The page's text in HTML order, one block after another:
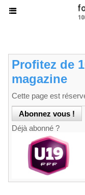
Profitez de
magazine
Cette page est
Déjà abonné ?